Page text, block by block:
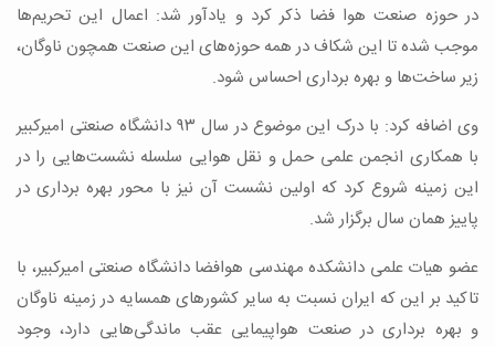
در حوزه صنعت هوا فضا ذکر کرد و یادآور شد: اعمال این تحریم‌ها
موجب شده تا این شکاف در همه حوزه‌های این صنعت همچون ناوگان،
زیر ساخت‌ها و بهره برداری احساس شود.
وی اضافه کرد: با درک این موضوع در سال ۹۳ دانشگاه صنعتی امیرکبیر
با همکاری انجمن علمی حمل و نقل هوایی سلسله نشست‌هایی را در
این زمینه شروع کرد که اولین نشست آن نیز با محور بهره برداری در
پاییز همان سال برگزار شد.
عضو هیات علمی دانشکده مهندسی هوافضا دانشگاه صنعتی امیرکبیر، با
تاکید بر این که ایران نسبت به سایر کشورهای همسایه در زمینه ناوگان
و بهره برداری در صنعت هواپیمایی عقب ماندگی‌هایی دارد، وجود